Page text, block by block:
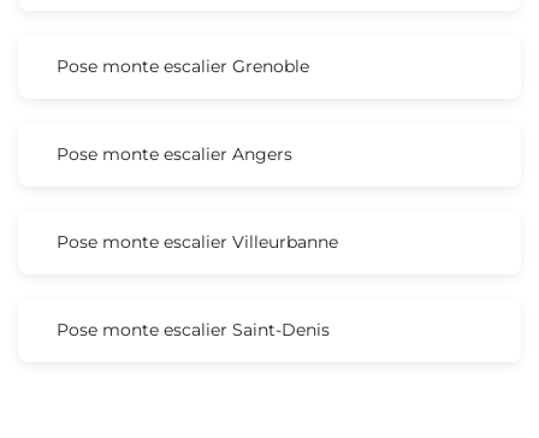
Pose monte escalier Grenoble
Pose monte escalier Angers
Pose monte escalier Villeurbanne
Pose monte escalier Saint-Denis